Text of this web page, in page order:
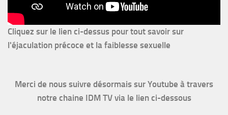
Cliquez sur le lien ci-dessus pour tout savoir sur
l'éjaculation précoce et la faiblesse sexuelle
Merci de nous suivre désormais sur Youtube à travers
notre chaine IDM TV via le lien ci-dessous